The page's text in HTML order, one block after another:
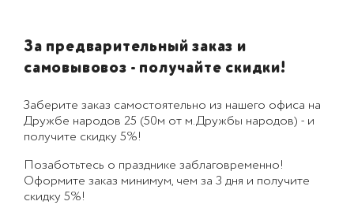
За предварительный заказ и
самовывовоз - получайте скидки!
Заберите заказ самостоятельно из нашего офиса на
Дружбе народов 25 (50м от м.Дружбы народов) - и
получите скидку 5%!
Позаботьтесь о празднике заблаговременно!
Оформите заказ минимум, чем за 3 дня и получите
скидку 5%!